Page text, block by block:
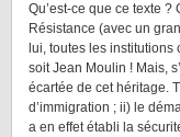
Qu’est-ce que ce texte
Résistance (avec un
lui, toutes les institutions
soit Jean Moulin ! Mais,
écartée de cet héritage.
d’immigration ; ii) le
a en effet établi la